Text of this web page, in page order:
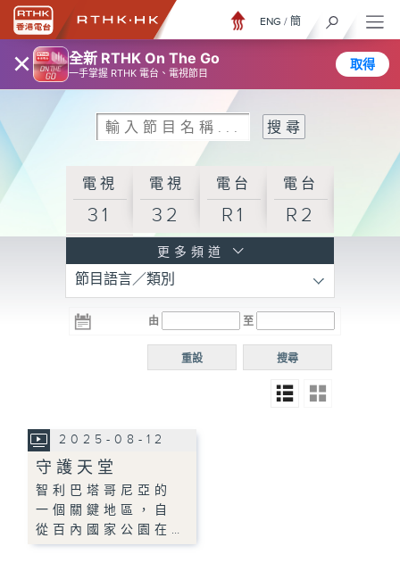
× 全新 RTHK On The Go
一手掌握 RTHK 電台、電視節目
取得
ENG / 簡
電視
31
電視
32
電台
R1
電台
R2
R3
電台 電台
R5
電台
普通
更多頻道
節目語言／類別
由 至
搜尋
重設
2025-08-12
守護天堂
智利巴塔哥尼亞的
一個關鍵地區，自
從百內國家公園在…